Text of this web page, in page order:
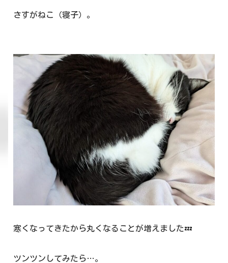
さすがねこ（寝子）。
寒くなってきたから丸くなることが増えました💤
ツンツンしてみたら…。